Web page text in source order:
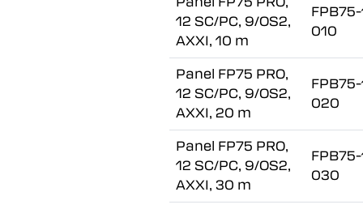
12 SC/PC, 9/OS2,
AXXI, 10 m
010
Panel FP75 PRO,
12 SC/PC, 9/OS2,
AXXI, 20 m
020
Panel FP75 PRO,
12 SC/PC, 9/OS2,
AXXI, 30 m
030